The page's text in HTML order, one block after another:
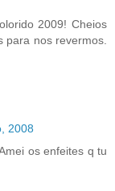
2009! Cheios
para nos revermos.
2008
os enfeites q tu